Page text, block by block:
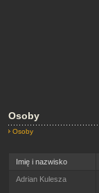
Osoby
Osoby
Imię i nazwisko
Adrian Kulesza